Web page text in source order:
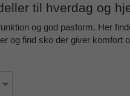
til hverdag og
og god pasform. Her
og find sko der giver komfort